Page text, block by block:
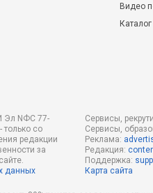
Видео
Эл NФС 77-
только со
редакции
за
данных
Сервисы,
Сервисы,
Реклама:
Редакция:
Поддержка:
Карта сайта